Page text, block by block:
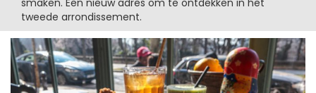
smaken. Een nieuw adres om te ontdekken in het
tweede arrondissement.